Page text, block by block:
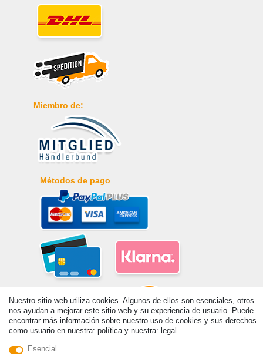
Miembro de:
Métodos de pago
© Copyright 2026 | Todos los derechos reservados. - Prix de base voir
Nuestro sitio web utiliza cookies. Algunos de ellos son esenciales, otros
nos ayudan a mejorar este sitio web y su experiencia de usuario. Puede
encontrar más información sobre nuestro uso de cookies y sus derechos
como usuario en nuestra: política y nuestra: legal.
Esencial